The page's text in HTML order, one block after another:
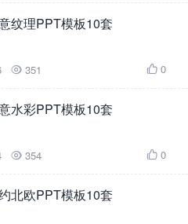
纹理PPT模板10套
 351  0
水彩PPT模板10套
 354  0
北欧PPT模板10套